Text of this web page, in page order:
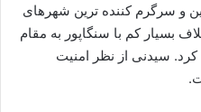
و سرگرم کننده ترین شهرهای
بسیار کم با سنگاپور به مقام
80.1 را کسب کرد. سیدنی از نظر امنیت